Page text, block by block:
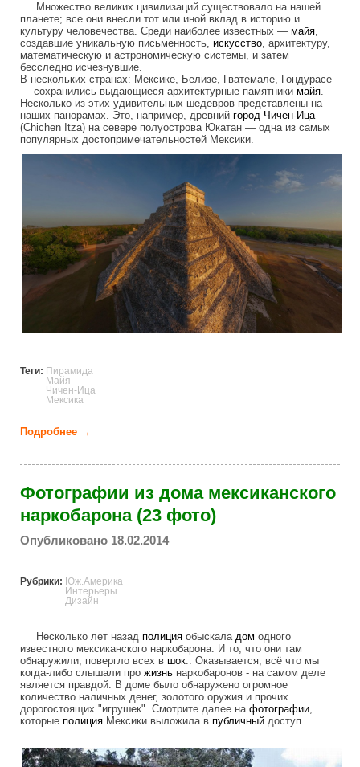
Множество великих цивилизаций существовало на нашей
планете; все они внесли тот или иной вклад в историю и
культуру человечества. Среди наиболее известных — майя,
создавшие уникальную письменность, искусство, архитектуру,
математическую и астрономическую системы, и затем
бесследно исчезнувшие.
В нескольких странах: Мексике, Белизе, Гватемале, Гондурасе
— сохранились выдающиеся архитектурные памятники майя.
Несколько из этих удивительных шедевров представлены на
наших панорамах. Это, например, древний город Чичен-Ица
(Chichen Itza) на севере полуострова Юкатан — одна из самых
популярных достопримечательностей Мексики.
Теги: Пирамида
Майя
Чичен-Ица
Мексика
Подробнее →
Фотографии из дома мексиканского
наркобарона (23 фото)
Опубликовано 18.02.2014
Рубрики: Юж.Америка
Интерьеры
Дизайн
Несколько лет назад полиция обыскала дом одного
известного мексиканского наркобарона. И то, что они там
обнаружили, повергло всех в шок.. Оказывается, всё что мы
когда-либо слышали про жизнь наркобаронов - на самом деле
является правдой. В доме было обнаружено огромное
количество наличных денег, золотого оружия и прочих
дорогостоящих "игрушек". Смотрите далее на фотографии,
которые полиция Мексики выложила в публичный доступ.
1392612015_001.jpg